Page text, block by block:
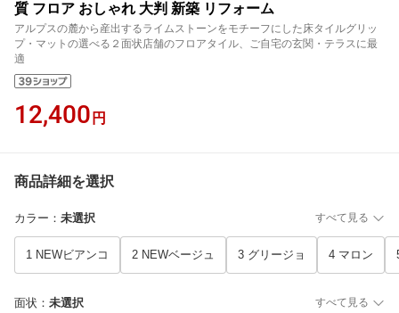
質 フロア おしゃれ 大判 新築 リフォーム
アルプスの麓から産出するライムストーンをモチーフにした床タイルグリッ
プ・マットの選べる２面状店舗のフロアタイル、ご自宅の玄関・テラスに最
適
12,400 円
商品詳細を選択
カラー ： 未選択 すべて見る
1 NEWビアンコ 2 NEWベージュ 3 グリージョ 4 マロン
面状 ： 未選択 すべて見る